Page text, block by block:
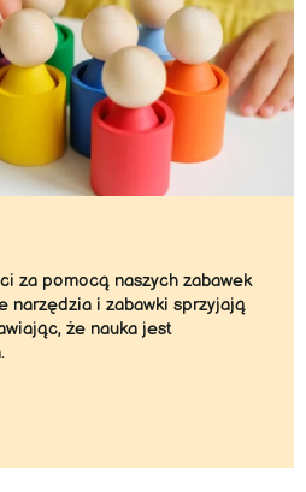
za pomocą naszych zabawek
narzędzia i zabawki sprzyjają
że nauka jest